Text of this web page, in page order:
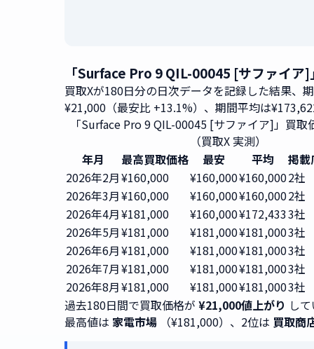
「Surface Pro 9 QIL-00045 [サファイ
買取Xが180日分の日次データを記録した結果、
¥21,000（最安比 +13.1%）、期間平均は
「Surface Pro 9 QIL-00045 [サファイア]」買取
（買取X 実測）
年月
最高買取価格 最安 平均
掲載
2026年2月¥160,000 ¥160,000¥160,0002社
2026年3月¥160,000 ¥160,000¥160,0002社
2026年4月¥181,000 ¥160,000¥172,4333社
2026年5月¥181,000 ¥181,000¥181,0003社
2026年6月¥181,000 ¥181,000¥181,0003社
2026年7月¥181,000 ¥181,000¥181,0003社
2026年8月¥181,000 ¥181,000¥181,0003社
過去180日間で買取価格が ¥21,000値上がり し
最高値は 家電市場 （¥181,000）、2位は 買取商